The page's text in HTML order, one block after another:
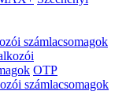
számlacsomagok
OTP
számlacsomagok